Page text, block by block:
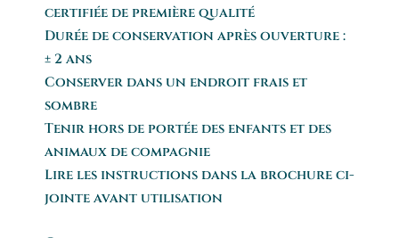
certifiée de première qualité
Durée de conservation après ouverture :
± 2 ans
Conserver dans un endroit frais et
sombre
Tenir hors de portée des enfants et des
animaux de compagnie
Lire les instructions dans la brochure ci-
jointe avant utilisation